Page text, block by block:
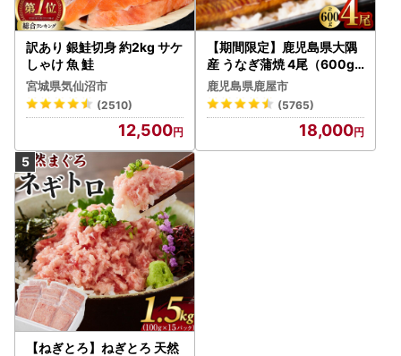
訳あり 銀鮭切身 約2kg サケ
しゃけ 魚 鮭
宮城県気仙沼市
(2510)
12,500
【期間限定】鹿児島県大隅
産 うなぎ蒲焼 4尾（600g
） KN007-004-04-cp18
うなぎ 鰻 魚 惣菜 総菜
鹿児島県鹿屋市
(5765)
18,000
【ねぎとろ】ねぎとろ 天然